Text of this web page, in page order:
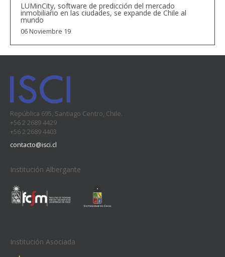
LUMinCity, software de predicción del mercado
inmobiliario en las ciudades, se expande de Chile al
mundo
06 Noviembre 19
República 695, Santiago Centro, Chile.
+56 2 2689 4429
+56 2 2689 4403
contacto@isci.cl
Institución Albergante
Institución Asociada